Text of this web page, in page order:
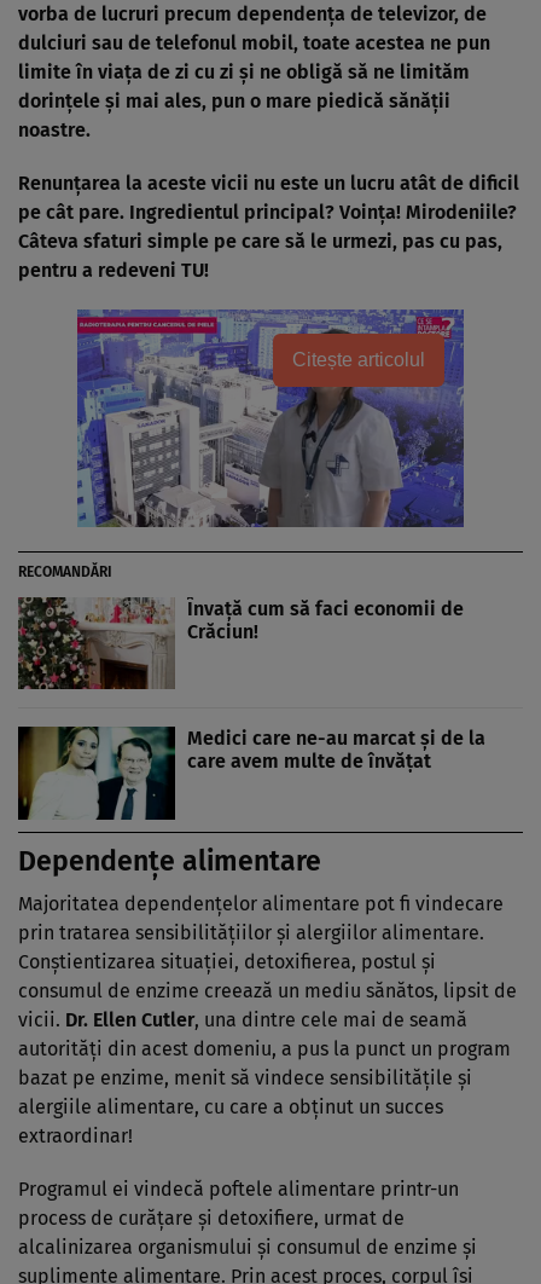
vorba de lucruri precum dependenţa de televizor, de
dulciuri sau de telefonul mobil, toate acestea ne pun
limite în viaţa de zi cu zi şi ne obligă să ne limităm
dorinţele şi mai ales, pun o mare piedică sănăţii
noastre.
Renunţarea la aceste vicii nu este un lucru atât de dificil
pe cât pare. Ingredientul principal? Voinţa! Mirodeniile?
Câteva sfaturi simple pe care să le urmezi, pas cu pas,
pentru a redeveni TU!
Citește articolul
RECOMANDĂRI
Învaţă cum să faci economii de
Crăciun!
Medici care ne-au marcat şi de la
care avem multe de învăţat
Dependenţe alimentare
Majoritatea dependenţelor alimentare pot fi vindecare
prin tratarea sensibilităţiilor şi alergiilor alimentare.
Conştientizarea situaţiei, detoxifierea, postul şi
consumul de enzime creează un mediu sănătos, lipsit de
vicii. Dr. Ellen Cutler, una dintre cele mai de seamă
autorităţi din acest domeniu, a pus la punct un program
bazat pe enzime, menit să vindece sensibilităţile şi
alergiile alimentare, cu care a obţinut un succes
extraordinar!
Programul ei vindecă poftele alimentare printr-un
process de curăţare şi detoxifiere, urmat de
alcalinizarea organismului şi consumul de enzime şi
suplimente alimentare. Prin acest proces, corpul îşi